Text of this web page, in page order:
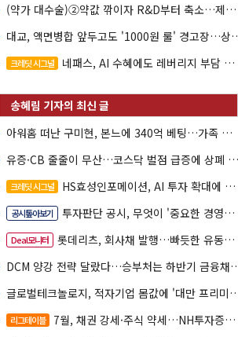
(약가 대수술)②약값 깎이자 R&D부터 축소…제약업계 비상경영 돌입
대교, 액면병합 앞두고
크레딧 시그널 네패스, AI 수혜에도 레버리지 부담 여전
아워홈 떠난 구미현, 본느에 340억 베팅…가족 지배체제 구축
유증·CB 줄줄이 무산…코스닥 벌점 급증에 상폐 압박
크레딧 시그널 HS효성인포메이션, AI 투자 확대에 실적 체력 강화
공시톺아보기 투자판단 공시, 무엇이 '중요한 경영사항'일까
Deal모니터
롯데리츠, 회사채 발행…빠듯한 유동성 차환으로 대응
DCM 양강 전략 달랐다
글로벌테크놀로지, 적자기업 몸값
리그테이블
7월, 채권 강세·주식 약세…NH투자증권 DCM 2관왕